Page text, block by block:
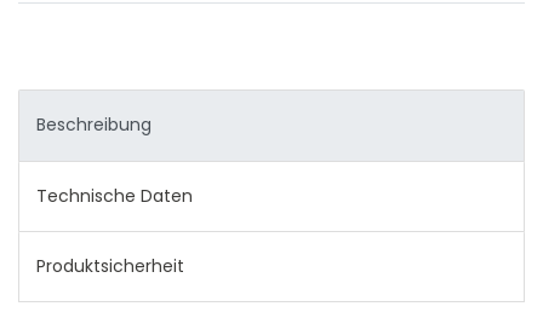
Beschreibung
Technische Daten
Produktsicherheit